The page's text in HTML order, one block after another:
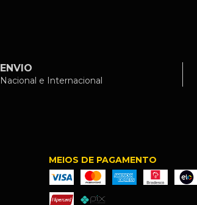
ENVIO
Nacional e Internacional
MEIOS DE PAGAMENTO